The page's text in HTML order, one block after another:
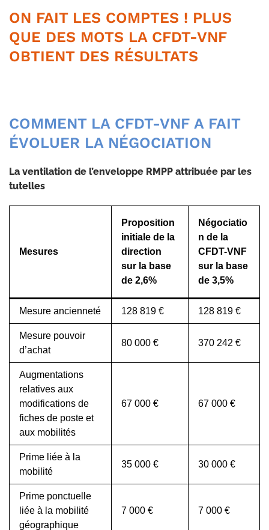
ON FAIT LES COMPTES ! PLUS
QUE DES MOTS LA CFDT-VNF
OBTIENT DES RÉSULTATS
COMMENT LA CFDT-VNF A FAIT
ÉVOLUER LA NÉGOCIATION
La ventilation de l’enveloppe RMPP attribuée par les
tutelles
Mesures
Proposition
initiale de la
direction
sur la base
de 2,6%
Négociatio
n de la
CFDT-VNF
sur la base
de 3,5%
Mesure ancienneté 128 819 € 128 819 €
Mesure pouvoir
d’achat
80 000 € 370 242 €
Augmentations
relatives aux
modifications de
fiches de poste et
aux mobilités
67 000 € 67 000 €
Prime liée à la
mobilité
35 000 € 30 000 €
Prime ponctuelle
liée à la mobilité
géographique
7 000 € 7 000 €